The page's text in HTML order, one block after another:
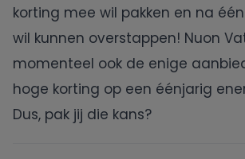
korting mee wil pakken en na
wil kunnen overstappen! Nuon
momenteel ook de enige
hoge korting op een éénjarig
Dus, pak jij die kans?